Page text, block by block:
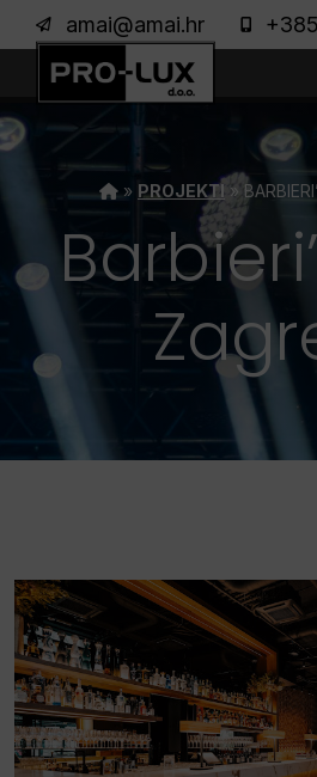
amai@amai.hr
» PROJEKTI »